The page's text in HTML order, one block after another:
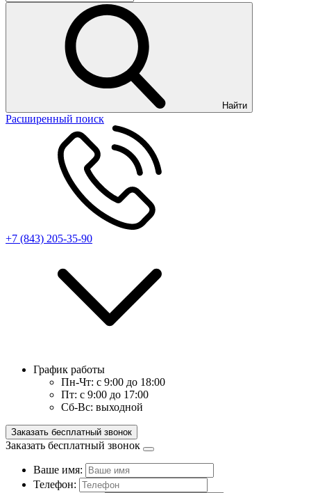
Найти
Расширенный поиск
+7 (843) 205-35-90
График работы
Пн-Чт: с 9:00 до 18:00
Пт: с 9:00 до 17:00
Сб-Вс: выходной
Заказать бесплатный звонок
Заказать бесплатный звонок
Ваше имя:
Телефон: